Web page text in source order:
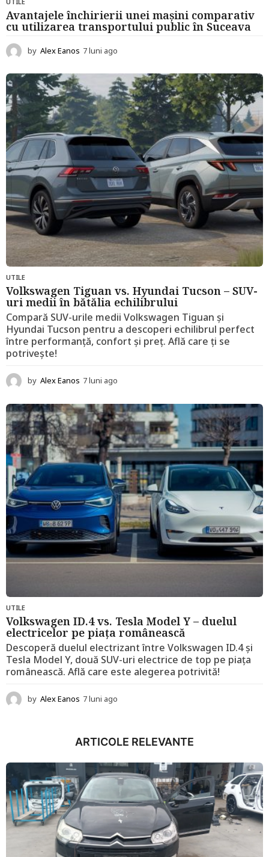
Avantajele închirierii unei mașini comparativ
cu utilizarea transportului public în Suceava
by Alex Eanos 7 luni ago
u
n
i
a
g
o
UTILE
Volkswagen Tiguan vs. Hyundai Tucson – SUV-
uri medii în bătălia echilibrului
Compară SUV-urile medii Volkswagen Tiguan și
Hyundai Tucson pentru a descoperi echilibrul perfect
între performanță, confort și preț. Află care ți se
potrivește!
by Alex Eanos 7 luni ago
l
u
n
i
a
g
o
UTILE
Volkswagen ID.4 vs. Tesla Model Y – duelul
electricelor pe piața românească
Descoperă duelul electrizant între Volkswagen ID.4 și
Tesla Model Y, două SUV-uri electrice de top pe piața
românească. Află care este alegerea potrivită!
by Alex Eanos 7 luni ago
n
a
g
o
ARTICOLE RELEVANTE